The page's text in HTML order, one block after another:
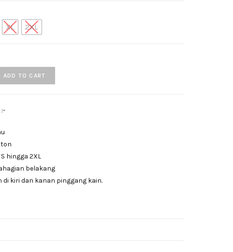
XL 2XL
ADD TO CART
hingga 2XL
belakang
di kiri dan kanan pinggang kain.